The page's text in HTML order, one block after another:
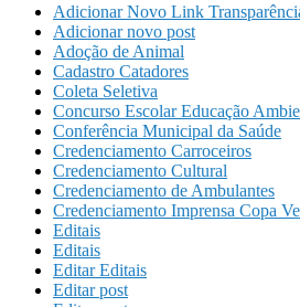
Adicionar Novo Link
Adicionar novo post
Adoção de Animal
Cadastro Catadores
Coleta Seletiva
Concurso Escolar Educação
Conferência Municipal da Saúde
Credenciamento Carroceiros
Credenciamento Cultural
Credenciamento de Ambulantes
Credenciamento Imprensa Copa
Editais
Editais
Editar Editais
Editar post